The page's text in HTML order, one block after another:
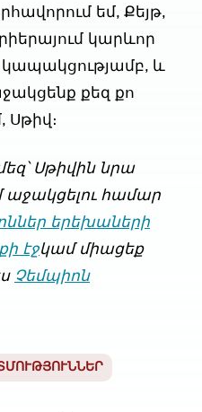
եմ, Քեյթ,
կարևոր
կապակցությամբ, և
քեզ քո
Սթիվ։
Սթիվին նրա
աջակցելու համար
երեխաների
էջկամ միացեք
Չեմպիոն